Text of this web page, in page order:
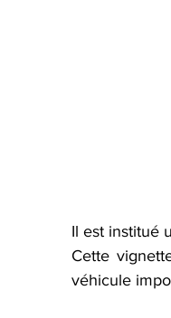
Il est institué
Cette
véhicule